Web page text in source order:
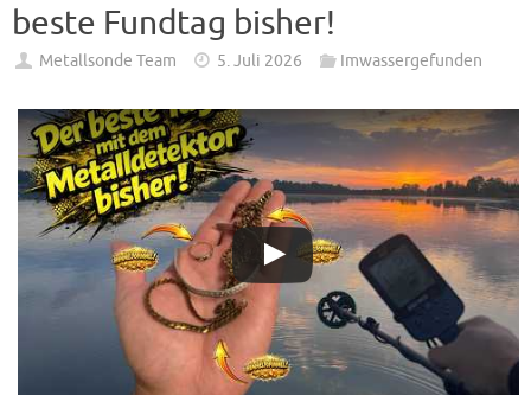
beste Fundtag bisher!
Metallsonde Team 5. Juli 2026 Imwassergefunden